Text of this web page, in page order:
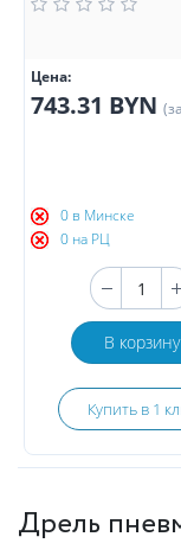
Цена:
743.31 BYN
0 в Минске
0 на РЦ
В корзину
Купить в 1
Дрель